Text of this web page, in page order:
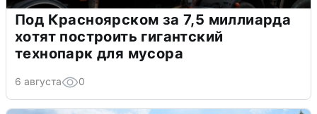
Под Красноярском за 7,5 миллиарда
хотят построить гигантский
технопарк для мусора
6 августа 0